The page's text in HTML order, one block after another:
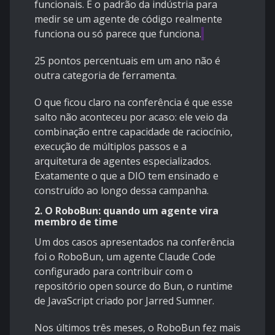
funcionais. É o padrão da indústria para
medir se um agente de código realmente
funciona ou só parece que funciona.
25 pontos percentuais em um ano não é
outra categoria de ferramenta.
O que ficou claro na conferência é que esse
salto não aconteceu por acaso: ele veio da
combinação entre capacidade de raciocínio,
execução de múltiplos passos e a
arquitetura de agentes especializados.
Exatamente o que a DIO tem ensinado e
construído ao longo dessa campanha.
2. O RoboBun: quando um agente vira
membro de time
Um dos casos apresentados na conferência
foi o RoboBun, um agente Claude Code
configurado para contribuir com o
repositório open source do Bun, o runtime
de JavaScript criado por Jarred Sumner.
Nos últimos três meses, o RoboBun fez mais